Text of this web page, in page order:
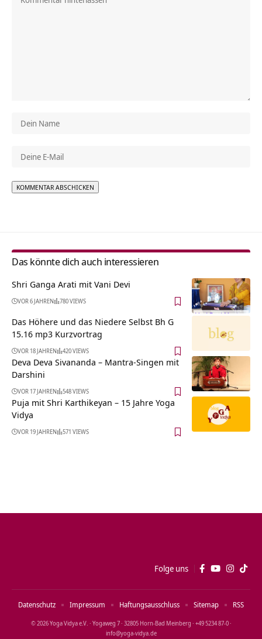
Das könnte dich auch interessieren
Shri Ganga Arati mit Vani Devi
VOR 6 JAHREN 780 VIEWS
Das Höhere und das Niedere Selbst Bh G
15.16 mp3 Kurzvortrag
VOR 18 JAHREN 420 VIEWS
Deva Deva Sivananda – Mantra-Singen mit
Darshini
VOR 17 JAHREN 548 VIEWS
Puja mit Shri Karthikeyan – 15 Jahre Yoga
Vidya
VOR 19 JAHREN 571 VIEWS
Folge uns
© 2026 Yoga Vidya e.V. · Yogaweg 7 · 32805 Horn‑Bad Meinberg · +49 5234 87‑0 ·
info@yoga‑vidya.de
Datenschutz Impressum Haftungsausschluss Sitemap RSS